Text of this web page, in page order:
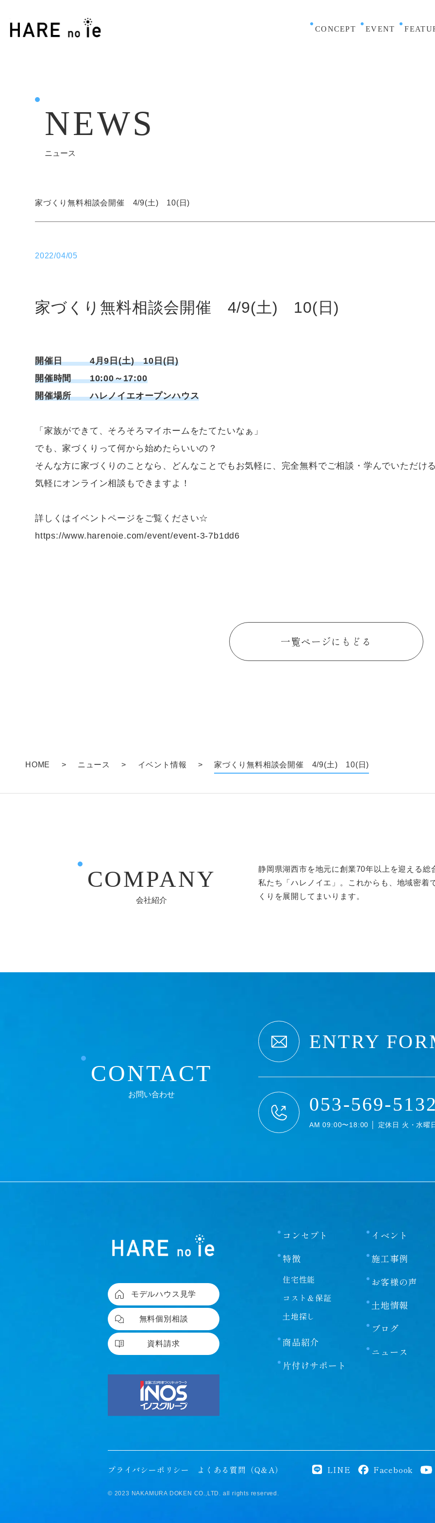
CONCEPT EVENT
NEWS
ニュース
家づくり無料相談会開催 4/9(土) 10(日)
2022/04/05
家づくり無料相談会開催 4/9(土) 10(日)
開催日 4月9日(土) 10日(日)
開催時間 10:00～17:00
開催場所 ハレノイエオープンハウス
「家族ができて、そろそろマイホームをたてたいなぁ」
でも、家づくりって何から始めたらいいの？
そんな方に家づくりのことなら、どんなことでもお気軽に、完全無料でご相談・学んでいただける
気軽にオンライン相談もできますよ！
詳しくはイベントページをご覧ください☆
https://www.harenoie.com/event/event-3-7b1dd6
一覧ページにもどる
HOME > ニュース > イベント情報 > 家づくり無料相談会開催 4/9(土) 10(日)
COMPANY
会社紹介
静岡県湖西市を地元に創業70年以上を迎える
私たち「ハレノイエ」。これからも、地域密着
くりを展開してまいります。
CONTACT
お問い合わせ
ENTRY
053-569-5132
AM 09:00〜18:00 │ 定休日 火・水曜
モデルハウス見学
無料個別相談
資料請求
コンセプト
特徴
住宅性能
コスト＆保証
土地探し
商品紹介
片付けサポート
イベント
施工事例
お客様の声
土地情報
ブログ
ニュース
プライバシーポリシー よくある質問（Q＆A） Facebook
LINE
© 2023 NAKAMURA DOKEN CO.,LTD. all rights reserved.